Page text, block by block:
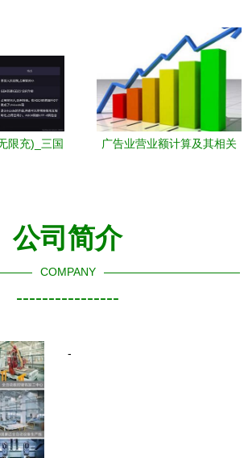
限充)_三国
广告业营业额计算及其相关
公司简介
COMPANY
----------------
-